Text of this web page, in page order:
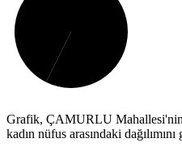
Grafik, ÇAMURLU
kadın nüfus arasındaki dağılımını